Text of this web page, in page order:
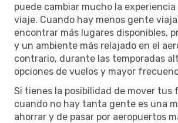
puede cambiar mucho la
viaje. Cuando hay menos gente
encontrar más lugares disponibles,
y un ambiente más relajado en el
contrario, durante las temporadas
opciones de vuelos y mayor
Si tienes la posibilidad de mover tus
cuando no hay tanta gente es una
ahorrar y de pasar por aeropuertos